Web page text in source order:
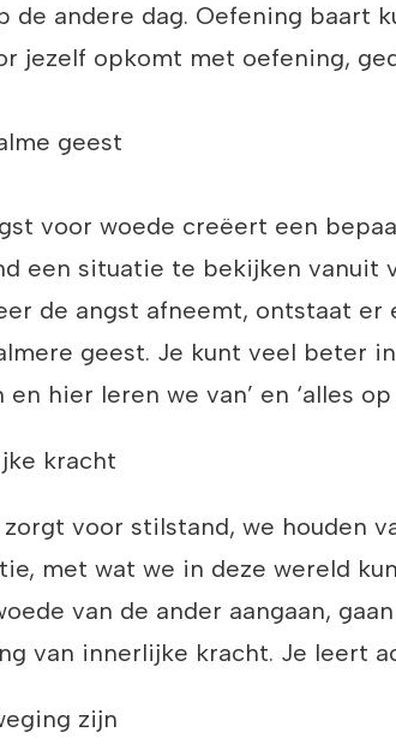
de andere dag. Oefening baart
jezelf opkomt met oefening,
geest
voor woede creëert een
een situatie te bekijken vanuit
de angst afneemt, ontstaat
geest. Je kunt veel beter
en hier leren we van’ en ‘alles op
kracht
voor stilstand, we houden
met wat we in deze wereld
van de ander aangaan,
van innerlijke kracht. Je leert
zijn